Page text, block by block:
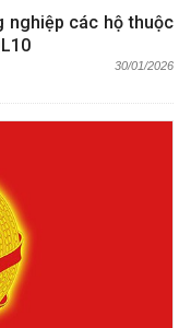
nghiệp các hộ thuộc
30/01/2026